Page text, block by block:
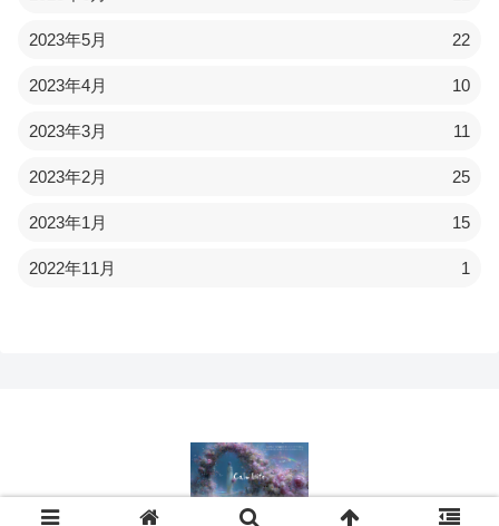
2023年5月 22
2023年4月 10
2023年3月 11
2023年2月 25
2023年1月 15
2022年11月 1
© 2022 Calmlife.